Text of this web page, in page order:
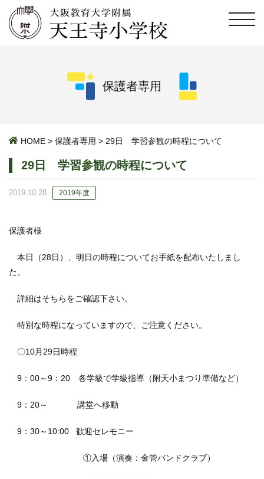
保護者専用
HOME > 保護者専用 > 29日 学習参観の時程について
29日 学習参観の時程について
2019.10.28 2019年度
保護者様
本日（28日）、明日の時程についてお手紙を配布いたしまし
た。
詳細はそちらをご確認下さい。
特別な時程になっていますので、ご注意ください。
〇10月29日時程
9：00～9：20 各学級で学級指導（附天小まつり準備など）
9：20～ 講堂へ移動
9：30～10:00 歓迎セレモニー
①入場（演奏：金管バンドクラブ）